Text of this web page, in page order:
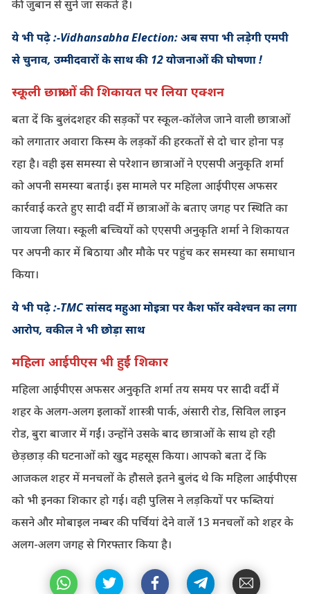
की जुबान से सुने जा सकते हैं।
ये भी पढ़े :-Vidhansabha Election: अब सपा भी लड़ेगी एमपी
से चुनाव, उम्मीदवारों के साथ की 12 योजनाओं की घोषणा !
स्कूली छात्राओं की शिकायत पर लिया एक्शन
बता दें कि बुलंदशहर की सड़कों पर स्कूल-कॉलेज जाने वाली छात्राओं
को लगातार अवारा किस्म के लड़कों की हरकतों से दो चार होना पड़
रहा है। वही इस समस्या से परेशान छात्राओं ने एएसपी अनुकृति शर्मा
को अपनी समस्या बताई। इस मामले पर महिला आईपीएस अफसर
कार्रवाई करते हुए सादी वर्दी में छात्राओं के बताए जगह पर स्थिति का
जायजा लिया। स्कूली बच्चियों को एएसपी अनुकृति शर्मा ने शिकायत
पर अपनी कार में बिठाया और मौके पर पहुंच कर समस्या का समाधान
किया।
ये भी पढ़े :-TMC सांसद महुआ मोइत्रा पर कैश फॉर क्वेश्चन का लगा
आरोप, वकील ने भी छोड़ा साथ
महिला आईपीएस भी हुईं शिकार
महिला आईपीएस अफसर अनुकृति शर्मा तय समय पर सादी वर्दी में
शहर के अलग-अलग इलाकों शास्त्री पार्क, अंसारी रोड, सिविल लाइन
रोड, बुरा बाजार में गईं। उन्होंने उसके बाद छात्राओं के साथ हो रही
छेड़छाड़ की घटनाओं को खुद महसूस किया। आपको बता दें कि
आजकल शहर में मनचलों के हौसले इतने बुलंद थे कि महिला आईपीएस
को भी इनका शिकार हो गई। वही पुलिस ने लड़कियों पर फब्तियां
कसने और मोबाइल नम्बर की पर्चियां देने वालें 13 मनचलों को शहर के
अलग-अलग जगह से गिरफ्तार किया है।